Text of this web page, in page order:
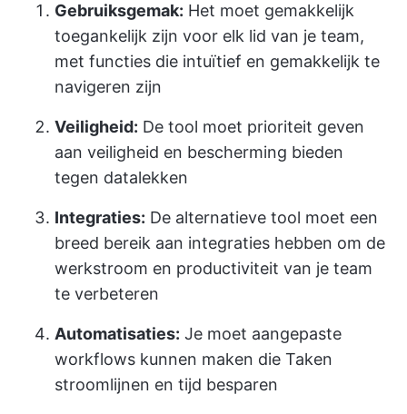
Gebruiksgemak: Het moet gemakkelijk
toegankelijk zijn voor elk lid van je team,
met functies die intuïtief en gemakkelijk te
navigeren zijn
Veiligheid: De tool moet prioriteit geven
aan veiligheid en bescherming bieden
tegen datalekken
Integraties: De alternatieve tool moet een
breed bereik aan integraties hebben om de
werkstroom en productiviteit van je team
te verbeteren
Automatisaties: Je moet aangepaste
workflows kunnen maken die Taken
stroomlijnen en tijd besparen